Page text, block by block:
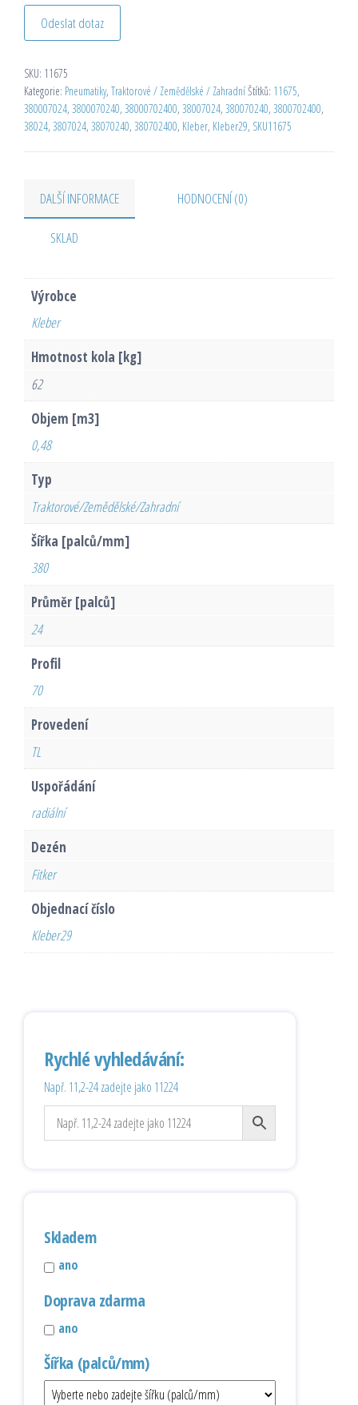
Odeslat dotaz
SKU: 11675
Kategorie: Pneumatiky, Traktorové / Zemědělské / ZahradníŠtítků: 11675,
380007024, 3800070240, 38000702400, 38007024, 380070240, 3800702400,
38024, 3807024, 38070240, 380702400, Kleber, Kleber29, SKU11675
DALŠÍ INFORMACE HODNOCENÍ (0)
SKLAD
Výrobce
Kleber
Hmotnost kola [kg]
62
Objem [m3]
0,48
Typ
Traktorové/Zemědělské/Zahradní
Šířka [palců/mm]
380
Průměr [palců]
24
Profil
70
Provedení
TL
Uspořádání
radiální
Dezén
Fitker
Objednací číslo
Kleber29
Rychlé vyhledávání:
Např. 11,2-24 zadejte jako 11224
Skladem
ano
Doprava zdarma
ano
Šířka (palců/mm)